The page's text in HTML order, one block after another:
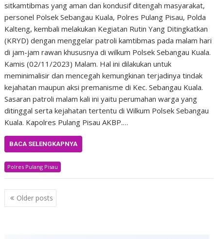
sitkamtibmas yang aman dan kondusif ditengah masyarakat,
personel Polsek Sebangau Kuala, Polres Pulang Pisau, Polda
Kalteng, kembali melakukan Kegiatan Rutin Yang Ditingkatkan
(KRYD) dengan menggelar patroli kamtibmas pada malam hari
di jam-jam rawan khususnya di wilkum Polsek Sebangau Kuala.
Kamis (02/11/2023) Malam. Hal ini dilakukan untuk
meminimalisir dan mencegah kemungkinan terjadinya tindak
kejahatan maupun aksi premanisme di Kec. Sebangau Kuala.
Sasaran patroli malam kali ini yaitu perumahan warga yang
ditinggal serta kejahatan tertentu di Wilkum Polsek Sebangau
Kuala. Kapolres Pulang Pisau AKBP.…
BACA SELENGKAPNYA
Polres Pulang Pisau
Posts
navigation
Older posts